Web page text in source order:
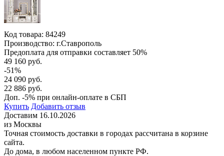
Код товара: 84249
Производство: г.Ставрополь
Предоплата для отправки составляет 50%
49 160 руб.
-51%
24 090 руб.
22 886 руб.
Доп. -5% при онлайн-оплате в СБП
Купить Добавить отзыв
Доставим 16.10.2026
из Москвы
Точная стоимость доставки в городах рассчитана в корзине
сайта.
До дома, в любом населенном пункте РФ.